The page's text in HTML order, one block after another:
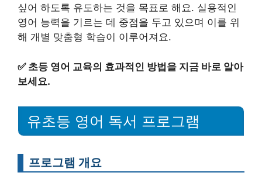
싶어 하도록 유도하는 것을 목표로 해요. 실용적인
영어 능력을 기르는 데 중점을 두고 있으며 이를 위
해 개별 맞춤형 학습이 이루어져요.
✅ 초등 영어 교육의 효과적인 방법을 지금 바로 알아
보세요.
유초등 영어 독서 프로그램
프로그램 개요